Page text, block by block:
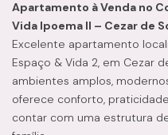
Apartamento à Venda no
Vida Ipoema II – Cezar de
Excelente apartamento
Espaço & Vida 2, em Cezar
ambientes amplos,
oferece conforto,
contar com uma estrutura